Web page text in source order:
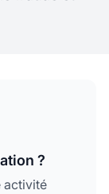
?
activité